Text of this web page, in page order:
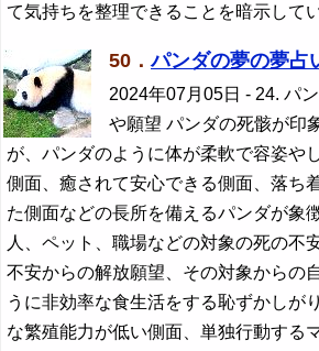
て気持ちを整理できることを暗示して
50．パンダの夢の夢占
2024年07月05日 - 24. パ
や願望 パンダの死骸が印
が、パンダのように体が柔軟で容姿や
側面、癒されて安心できる側面、落ち
た側面などの長所を備えるパンダが象
人、ペット、職場などの対象の死の不
不安からの解放願望、その対象からの
うに非効率な食生活をする恥ずかしが
な繁殖能力が低い側面、単独行動する